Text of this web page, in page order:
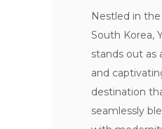
Nestled in
South Korea,
stands out as
and
destination
seamlessly